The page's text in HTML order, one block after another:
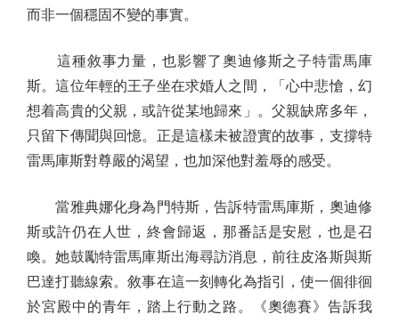
而非一個穩固不變的事實。
這種敘事力量，也影響了奧迪修斯之子特雷馬庫
斯。這位年輕的王子坐在求婚人之間，「心中悲愴，幻
想着高貴的父親，或許從某地歸來」。父親缺席多年，
只留下傳聞與回憶。正是這樣未被證實的故事，支撐特
雷馬庫斯對尊嚴的渴望，也加深他對羞辱的感受。
當雅典娜化身為門特斯，告訴特雷馬庫斯，奧迪修
斯或許仍在人世，終會歸返，那番話是安慰，也是召
喚。她鼓勵特雷馬庫斯出海尋訪消息，前往皮洛斯與斯
巴達打聽線索。敘事在這一刻轉化為指引，使一個徘徊
於宮殿中的青年，踏上行動之路。《奧德賽》告訴我